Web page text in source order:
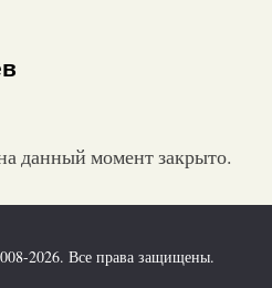
данный момент закрыто.
2026. Все права защищены.